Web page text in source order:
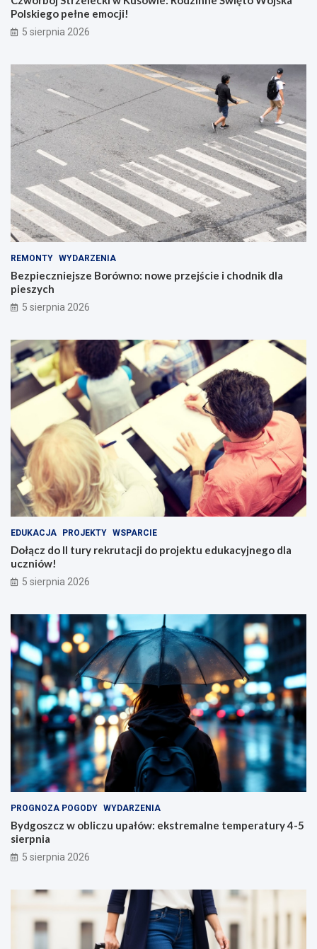
Polskiego pełne emocji!
5 sierpnia 2026
REMONTY WYDARZENIA
Bezpieczniejsze Borówno: nowe przejście i chodnik dla
pieszych
5 sierpnia 2026
EDUKACJA PROJEKTY WSPARCIE
Dołącz do II tury rekrutacji do projektu edukacyjnego dla
uczniów!
5 sierpnia 2026
PROGNOZA POGODY WYDARZENIA
Bydgoszcz w obliczu upałów: ekstremalne temperatury 4-5
sierpnia
5 sierpnia 2026